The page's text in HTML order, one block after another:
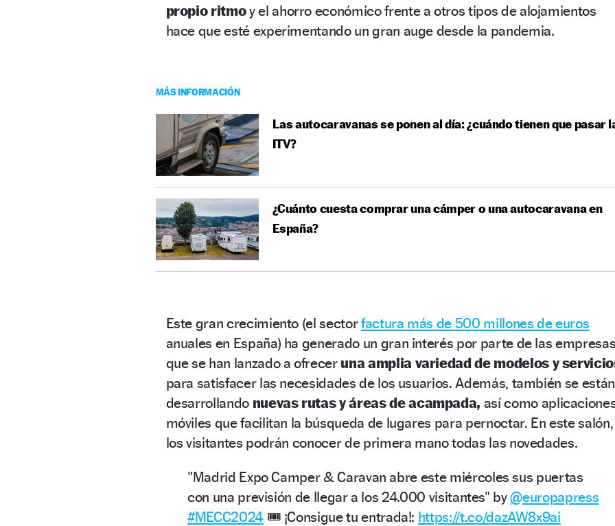
propio ritmoy el ahorro económico frente a otros tipos de alojamientos
hace que esté experimentando un gran auge desde la pandemia.
MÁS INFORMACIÓN
Las autocaravanas se ponen al día: ¿cuándo tienen que pasar
ITV?
¿Cuánto cuesta comprar una cámper o una autocaravana en
España?
Este gran crecimiento (el sectorfactura más de 500 millones de euros
anuales en España) ha generado un gran interés por parte de las
que se han lanzado a ofrecer una amplia variedad de modelos y
para satisfacer las necesidades de los usuarios. Además, también se están
desarrollando nuevas rutas y áreas de acampada, así como
móviles que facilitan la búsqueda de lugares para pernoctar. En este salón,
los visitantes podrán conocer de primera mano todas las novedades.
"Madrid Expo Camper & Caravan abre este miércoles sus puertas
con una previsión de llegar a los 24.000 visitantes" by@europapress
#MECC2024🎟️ ¡Consigue tu entrada!: https://t.co/dazAW8x9ai